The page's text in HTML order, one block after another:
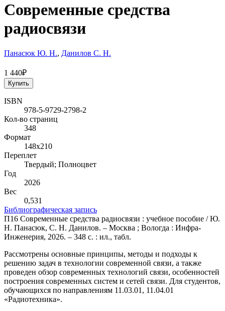
Современные средства
радиосвязи
Панасюк Ю. Н., Данилов С. Н.
1 440₽
Купить
ISBN
978-5-9729-2798-2
Кол-во страниц
348
Формат
148х210
Переплет
Твердый; Полноцвет
Год
2026
Вес
0,531
Библиографическая запись
П16 Современные средства радиосвязи : учебное пособие / Ю.
Н. Панасюк, С. Н. Данилов. – Москва ; Вологда : Инфра-
Инженерия, 2026. – 348 с. : ил., табл.
Рассмотрены основные принципы, методы и подходы к
решению задач в технологии современной связи, а также
проведен обзор современных технологий связи, особенностей
построения современных систем и сетей связи. Для студентов,
обучающихся по направлениям 11.03.01, 11.04.01
«Радиотехника».